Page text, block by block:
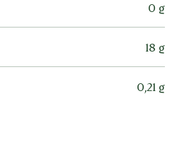
0 g
18 g
0,21 g